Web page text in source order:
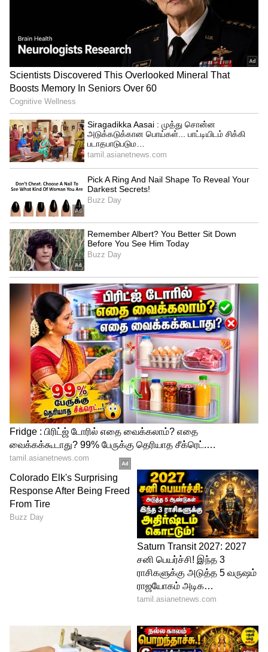
4
மேலும் இன்று நடக்கும், கேப்டன்ஸி
டாஸ்கில் மாயா தான் வெற்றிபெறுவார் என
எதிர்பார்க்கப்படும் நிலையில், அவர்
வெற்றி பெற்றால் மீண்டும் வயல் கார்டு
போட்டியாளர்களை ஸ்மால் பாஸ் வீட்டுக்கு
அனுப்பினாலும் ஆச்சர்யப்படுவதற்கு
இல்லை. ஒருவேளை மாயா தன்னுடைய
பழிவாங்கும் உணர்ச்சியுடன்
விளையாடினால் இவர் மீது கண்டிப்பாக
மக்களுக்கு கோபம் அதிகரிக்கும் என்பது
உறுதி.
6 மாசம் அட்ஜஸ்ட்மென்டுக்கு டீல் பேசிய
இயக்குனர்! ஓகே சொன்ன நடிகைகள்
'பாண்டியன் ஸ்டோர்' லாவண்யா ஓப்பன்